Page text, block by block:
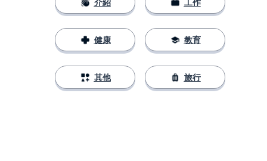
健康
其他
教育
旅行